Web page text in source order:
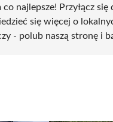
najlepsze! Przyłącz się
się więcej o
- polub naszą stronę i